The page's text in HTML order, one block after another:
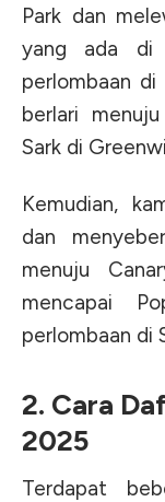
Park dan
yang ada di
perlombaan
berlari
Sark di
Kemudian,
dan
menuju
mencapai
perlombaan di
2. Cara
2025
Terdapat